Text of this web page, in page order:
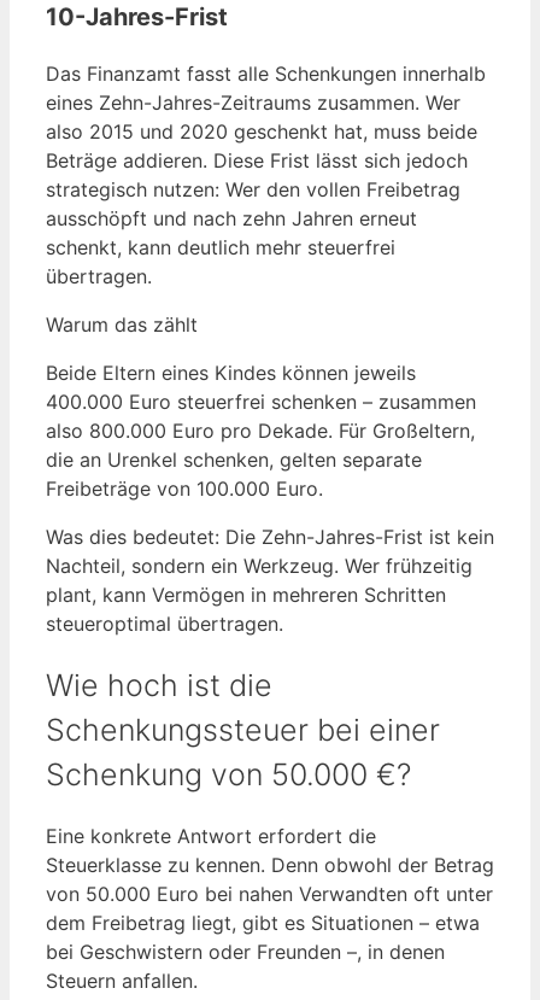
10-Jahres-Frist
Das Finanzamt fasst alle Schenkungen innerhalb
eines Zehn-Jahres-Zeitraums zusammen. Wer
also 2015 und 2020 geschenkt hat, muss beide
Beträge addieren. Diese Frist lässt sich jedoch
strategisch nutzen: Wer den vollen Freibetrag
ausschöpft und nach zehn Jahren erneut
schenkt, kann deutlich mehr steuerfrei
übertragen.
Warum das zählt
Beide Eltern eines Kindes können jeweils
400.000 Euro steuerfrei schenken – zusammen
also 800.000 Euro pro Dekade. Für Großeltern,
die an Urenkel schenken, gelten separate
Freibeträge von 100.000 Euro.
Was dies bedeutet: Die Zehn-Jahres-Frist ist kein
Nachteil, sondern ein Werkzeug. Wer frühzeitig
plant, kann Vermögen in mehreren Schritten
steueroptimal übertragen.
Wie hoch ist die
Schenkungssteuer bei einer
Schenkung von 50.000 €?
Eine konkrete Antwort erfordert die
Steuerklasse zu kennen. Denn obwohl der Betrag
von 50.000 Euro bei nahen Verwandten oft unter
dem Freibetrag liegt, gibt es Situationen – etwa
bei Geschwistern oder Freunden –, in denen
Steuern anfallen.